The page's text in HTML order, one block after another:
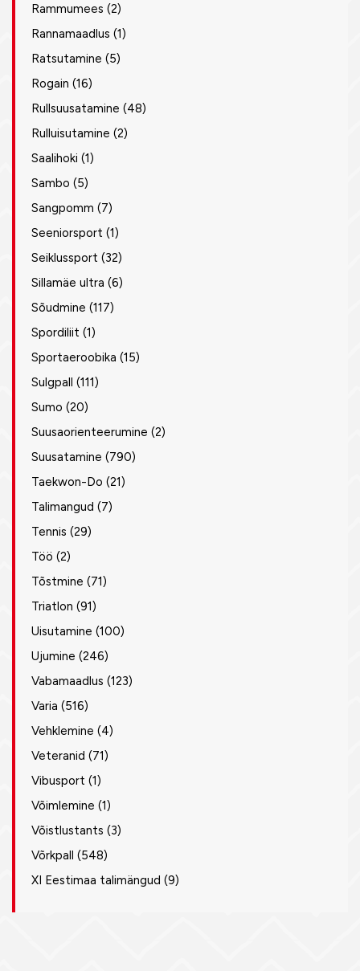
Rammumees (2)
Rannamaadlus (1)
Ratsutamine (5)
Rogain (16)
Rullsuusatamine (48)
Rulluisutamine (2)
Saalihoki (1)
Sambo (5)
Sangpomm (7)
Seeniorsport (1)
Seiklussport (32)
Sillamäe ultra (6)
Sõudmine (117)
Spordiliit (1)
Sportaeroobika (15)
Sulgpall (111)
Sumo (20)
Suusaorienteerumine (2)
Suusatamine (790)
Taekwon-Do (21)
Talimangud (7)
Tennis (29)
Töö (2)
Tõstmine (71)
Triatlon (91)
Uisutamine (100)
Ujumine (246)
Vabamaadlus (123)
Varia (516)
Vehklemine (4)
Veteranid (71)
Vibusport (1)
Võimlemine (1)
Võistlustants (3)
Võrkpall (548)
XI Eestimaa talimängud (9)